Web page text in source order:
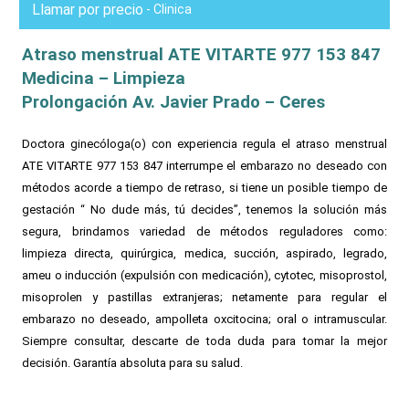
Llamar por precio - Clinica
Atraso menstrual ATE VITARTE 977 153 847
Medicina – Limpieza
Prolongación Av. Javier Prado – Ceres
Doctora ginecóloga(o) con experiencia regula el atraso menstrual
ATE VITARTE 977 153 847 interrumpe el embarazo no deseado con
métodos acorde a tiempo de retraso, si tiene un posible tiempo de
gestación “ No dude más, tú decides”, tenemos la solución más
segura, brindamos variedad de métodos reguladores como:
limpieza directa, quirúrgica, medica, succión, aspirado, legrado,
ameu o inducción (expulsión con medicación), cytotec, misoprostol,
misoprolen y pastillas extranjeras; netamente para regular el
embarazo no deseado, ampolleta oxcitocina; oral o intramuscular.
Siempre consultar, descarte de toda duda para tomar la mejor
decisión. Garantía absoluta para su salud.